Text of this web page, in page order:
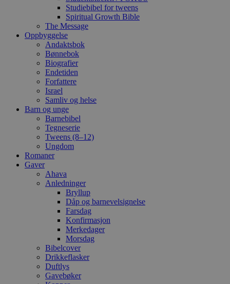
Studiebibel for tweens
Spiritual Growth Bible
The Message
Oppbyggelse
Andaktsbok
Bønnebok
Biografier
Endetiden
Forfattere
Israel
Samliv og helse
Barn og unge
Barnebibel
Tegneserie
Tweens (8–12)
Ungdom
Romaner
Gaver
Ahava
Anledninger
Bryllup
Dåp og barnevelsignelse
Farsdag
Konfirmasjon
Merkedager
Morsdag
Bibelcover
Drikkeflasker
Duftlys
Gavebøker